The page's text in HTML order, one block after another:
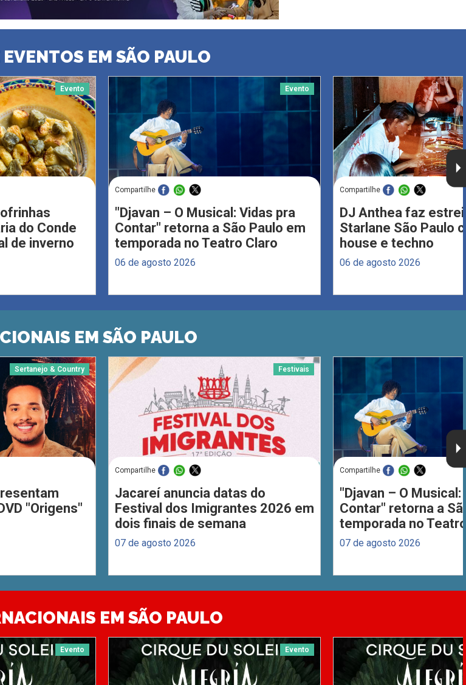
EM SÃO PAULO
Evento
do Conde
de inverno
Evento
Compartilhe
"Djavan – O Musical: Vidas pra
Contar" retorna a São Paulo em
temporada no Teatro Claro
06 de agosto 2026
Compartilhe
DJ Anthea faz
Starlane São Paulo
house e techno
06 de agosto 2026
EM SÃO PAULO
Sertanejo & Country
"Origens"
Festivais
Compartilhe
Jacareí anuncia datas do
Festival dos Imigrantes 2026 em
dois finais de semana
07 de agosto 2026
Compartilhe
"Djavan – O Musical:
Contar" retorna a
temporada no
07 de agosto 2026
EM SÃO PAULO
Evento Evento